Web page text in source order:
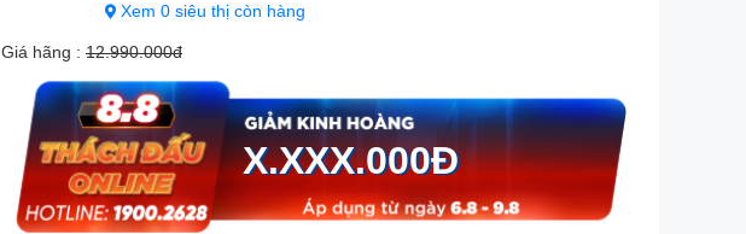
Xem 0 siêu thị còn hàng
Giá hãng : 12.990.000đ
X.XXX.000Đ